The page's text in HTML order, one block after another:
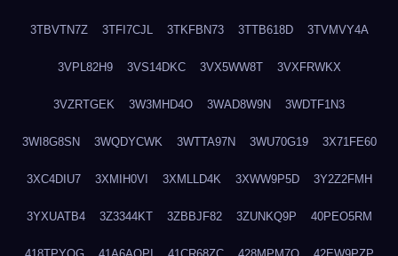
3TBVTN7Z 3TFI7CJL 3TKFBN73 3TTB618D 3TVMVY4A
3VPL82H9 3VS14DKC 3VX5WW8T 3VXFRWKX
3VZRTGEK 3W3MHD4O 3WAD8W9N 3WDTF1N3
3WI8G8SN 3WQDYCWK 3WTTA97N 3WU70G19 3X71FE60
3XC4DIU7 3XMIH0VI 3XMLLD4K 3XWW9P5D 3Y2Z2FMH
3YXUATB4 3Z3344KT 3ZBBJF82 3ZUNKQ9P 40PEO5RM